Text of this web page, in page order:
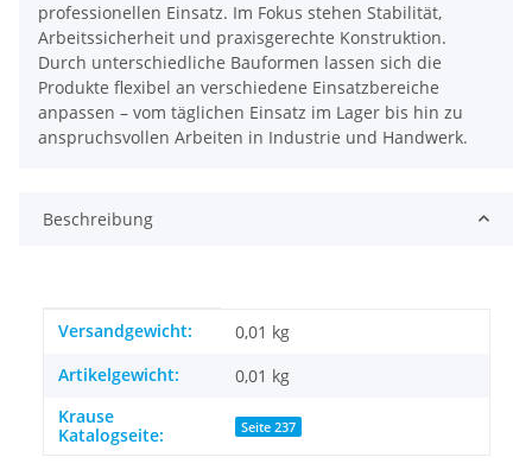
professionellen Einsatz. Im Fokus stehen Stabilität,
Arbeitssicherheit und praxisgerechte Konstruktion.
Durch unterschiedliche Bauformen lassen sich die
Produkte flexibel an verschiedene Einsatzbereiche
anpassen – vom täglichen Einsatz im Lager bis hin zu
anspruchsvollen Arbeiten in Industrie und Handwerk.
Beschreibung
Produkteigenschaft
Wert
Versandgewicht:
0,01 kg
Artikelgewicht:
0,01 kg
Krause
Katalogseite:
Seite 237